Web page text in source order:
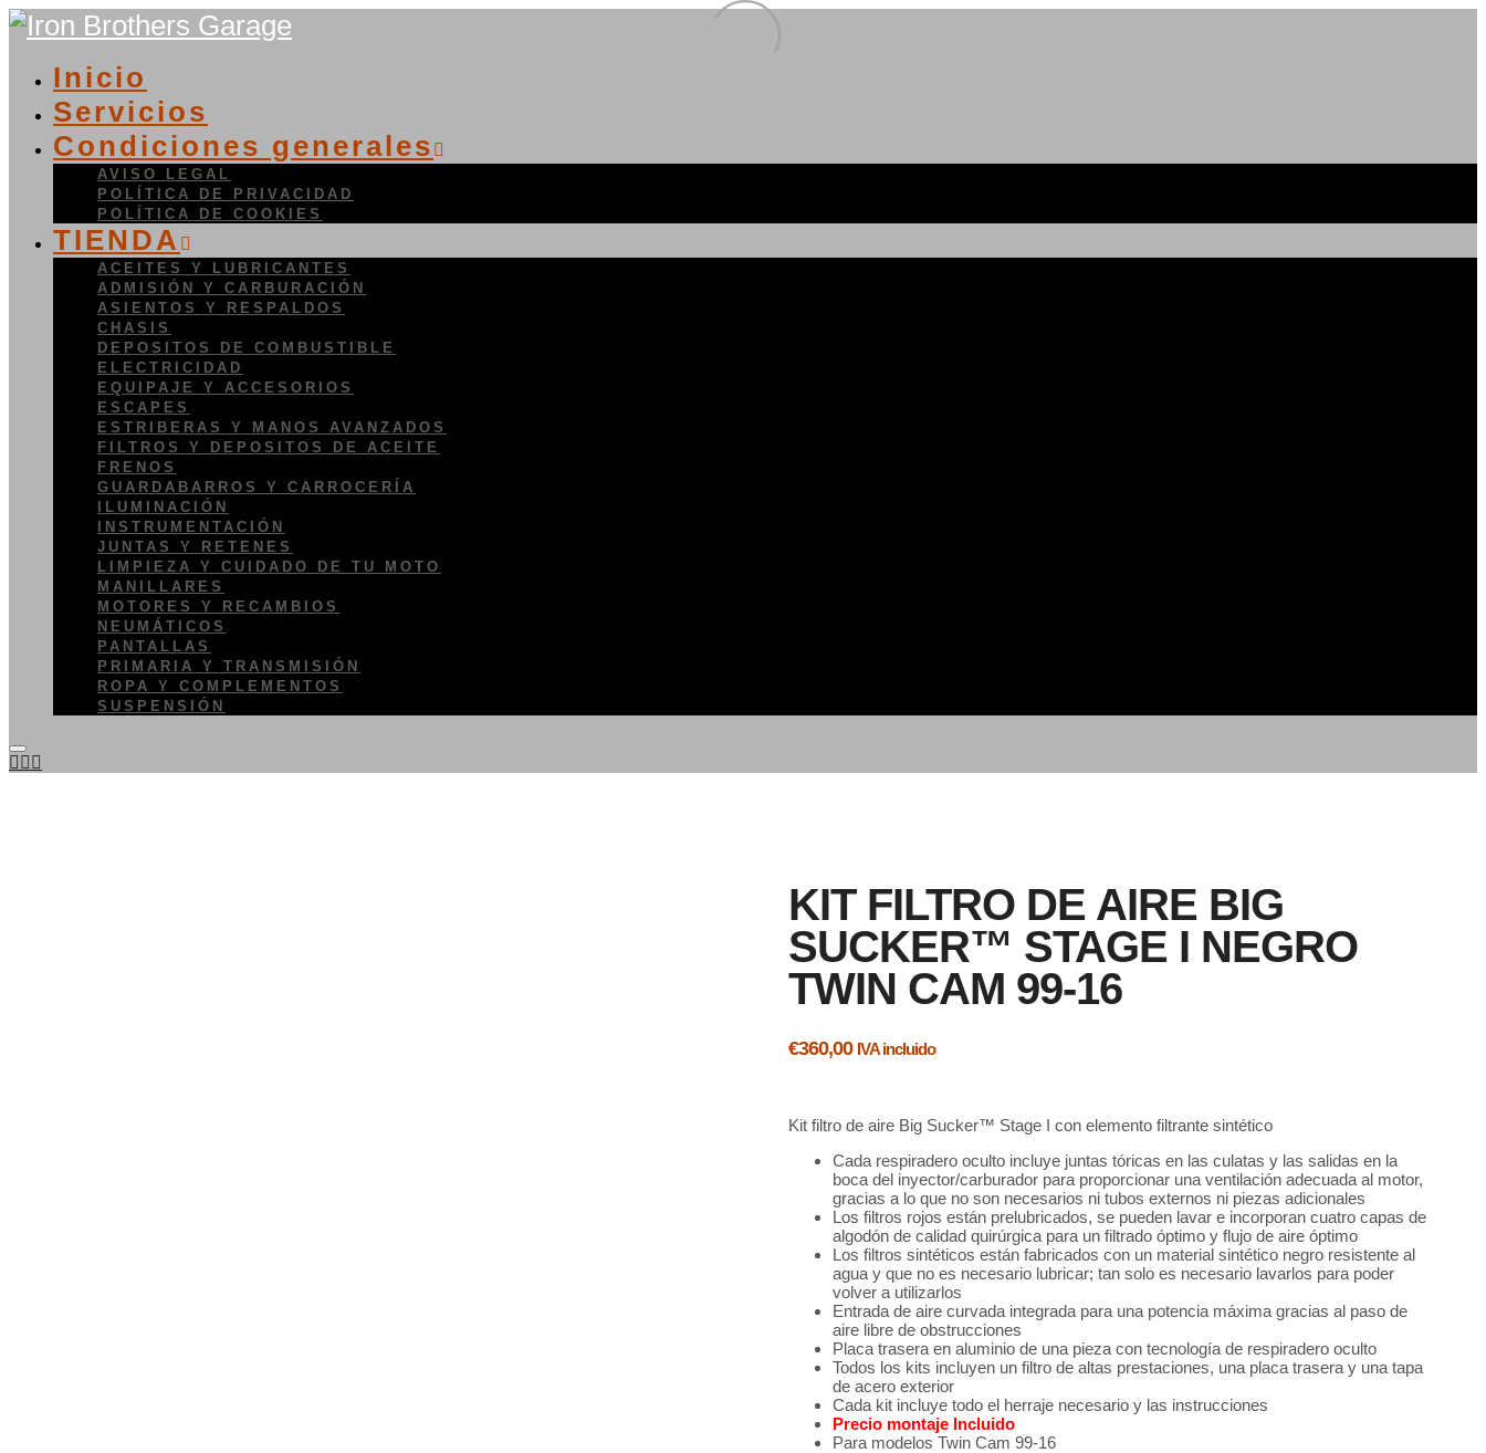
Inicio
Servicios
Condiciones generales
AVISO LEGAL
POLÍTICA DE PRIVACIDAD
POLÍTICA DE COOKIES
TIENDA
ACEITES Y LUBRICANTES
ADMISIÓN Y CARBURACIÓN
ASIENTOS Y RESPALDOS
CHASIS
DEPOSITOS DE COMBUSTIBLE
ELECTRICIDAD
EQUIPAJE Y ACCESORIOS
ESCAPES
ESTRIBERAS Y MANOS AVANZADOS
FILTROS Y DEPOSITOS DE ACEITE
FRENOS
GUARDABARROS Y CARROCERÍA
ILUMINACIÓN
INSTRUMENTACIÓN
JUNTAS Y RETENES
LIMPIEZA Y CUIDADO DE TU MOTO
MANILLARES
MOTORES Y RECAMBIOS
NEUMÁTICOS
PANTALLAS
PRIMARIA Y TRANSMISIÓN
ROPA Y COMPLEMENTOS
SUSPENSIÓN
KIT FILTRO DE AIRE BIG
SUCKER™ STAGE I NEGRO
TWIN CAM 99-16
€360,00 IVA incluido
Kit filtro de aire Big Sucker™ Stage I con elemento filtrante sintético
Cada respiradero oculto incluye juntas tóricas en las culatas y las salidas en la
boca del inyector/carburador para proporcionar una ventilación adecuada al motor,
gracias a lo que no son necesarios ni tubos externos ni piezas adicionales
Los filtros rojos están prelubricados, se pueden lavar e incorporan cuatro capas de
algodón de calidad quirúrgica para un filtrado óptimo y flujo de aire óptimo
Los filtros sintéticos están fabricados con un material sintético negro resistente al
agua y que no es necesario lubricar; tan solo es necesario lavarlos para poder
volver a utilizarlos
Entrada de aire curvada integrada para una potencia máxima gracias al paso de
aire libre de obstrucciones
Placa trasera en aluminio de una pieza con tecnología de respiradero oculto
Todos los kits incluyen un filtro de altas prestaciones, una placa trasera y una tapa
de acero exterior
Cada kit incluye todo el herraje necesario y las instrucciones
Precio montaje Incluido
Para modelos Twin Cam 99-16